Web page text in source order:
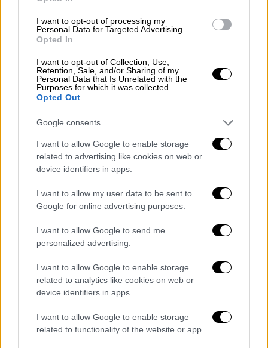
I want to opt-out of processing my
Personal Data for Targeted Advertising.
Opted In
I want to opt-out of Collection, Use,
Retention, Sale, and/or Sharing of my
Personal Data that Is Unrelated with the
Purposes for which it was collected.
Opted Out
Google consents
I want to allow Google to enable storage
related to advertising like cookies on web or
device identifiers in apps.
I want to allow my user data to be sent to
Google for online advertising purposes.
I want to allow Google to send me
personalized advertising.
I want to allow Google to enable storage
related to analytics like cookies on web or
device identifiers in apps.
I want to allow Google to enable storage
related to functionality of the website or app.
POPULAR VIDEOS
Μεσημεριανό δελτίο ειδήσεων
09/08/2026